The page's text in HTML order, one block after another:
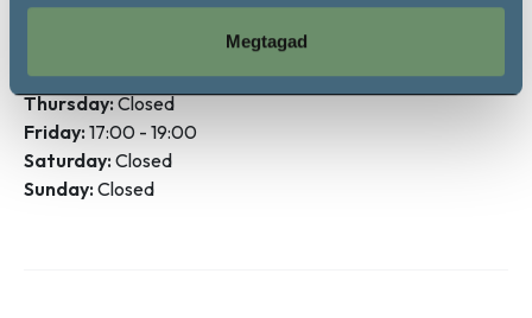
Megtagad
Wednesday:Closed
Thursday:Closed
Friday:17:00 - 19:00
Saturday:Closed
Sunday:Closed